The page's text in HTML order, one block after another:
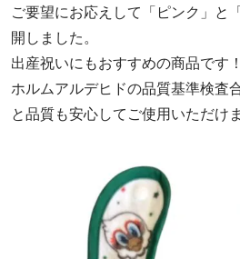
ご要望にお応えして「ピンク」と
開しました。
出産祝いにもおすすめの商品です！
ホルムアルデヒドの品質基準検査
と品質も安心してご使用いただけま